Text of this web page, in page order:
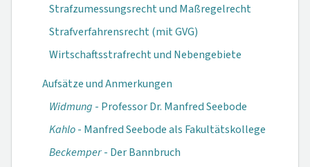
Strafzumessungsrecht und Maßregelrecht
Strafverfahrensrecht (mit GVG)
Wirtschaftsstrafrecht und Nebengebiete
Aufsätze und Anmerkungen
Widmung - Professor Dr. Manfred Seebode
Kahlo- Manfred Seebode als Fakultätskollege
Beckemper- Der Bannbruch